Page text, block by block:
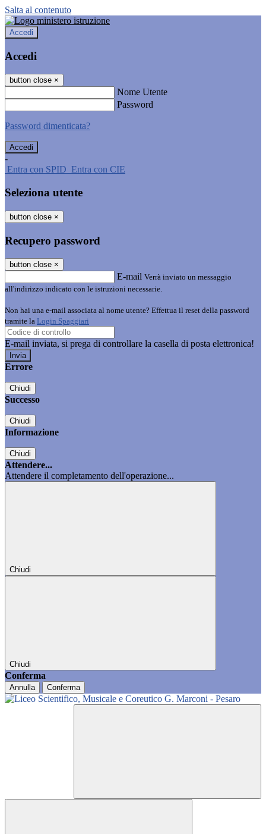
Salta al contenuto
Accedi
Accedi
button close ×
Nome Utente
Password
Password dimenticata?
-
Entra con SPID Entra con CIE
Seleziona utente
button close ×
Recupero password
button close ×
E-mail Verrà inviato un messaggio
all'indirizzo indicato con le istruzioni necessarie.
Non hai una e-mail associata al nome utente? Effettua il reset della password
tramite la Login Spaggiari
E-mail inviata, si prega di controllare la casella di posta elettronica!
Errore
Chiudi
Successo
Chiudi
Informazione
Chiudi
Attendere...
Attendere il completamento dell'operazione...
Chiudi
Chiudi
Conferma
Annulla Conferma